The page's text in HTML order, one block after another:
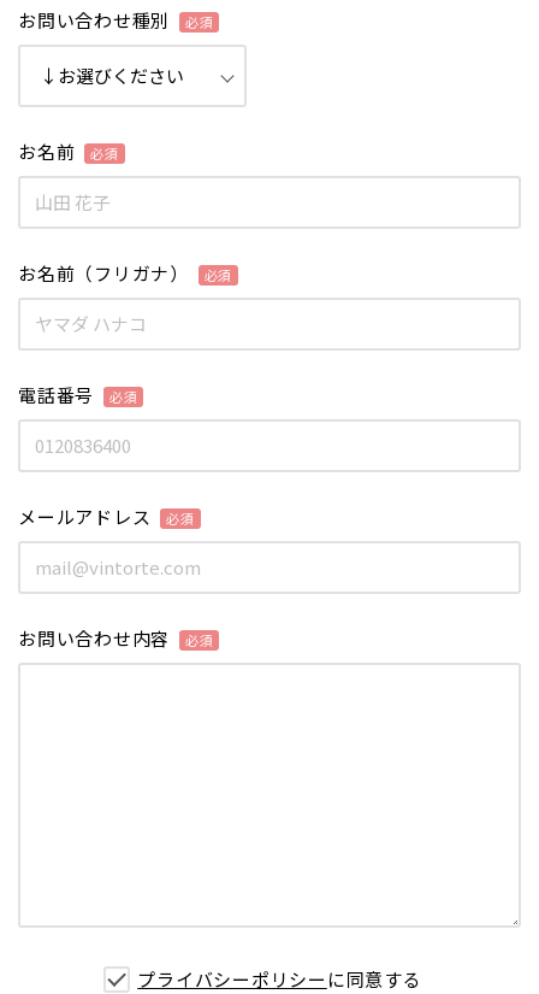
お問い合わせ種別
お名前
お名前（フリガナ）
電話番号
メールアドレス
お問い合わせ内容
プライバシーポリシー に同意する